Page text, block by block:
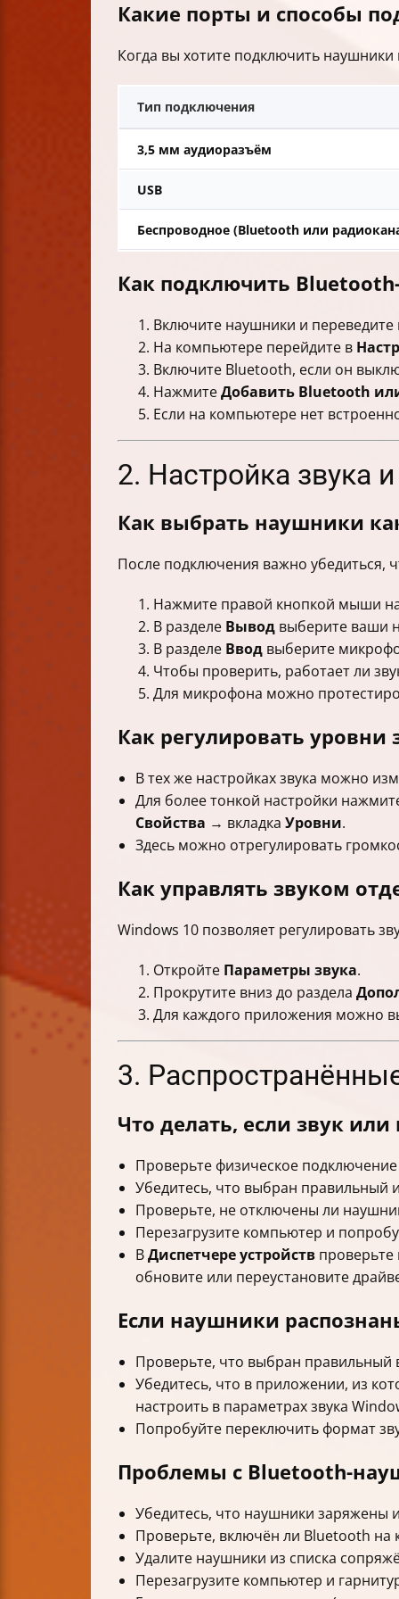
Какие порты и способы
Когда вы хотите подключить наушники
Тип подключения
3,5 мм аудиоразъём
USB
Беспроводное (Bluetooth или
Как подключить
Включите наушники и
На компьютере перейдите в
Включите Bluetooth, если он
НажмитеДобавить Bluetooth
Если на компьютере нет
2. Настройка звука
Как выбрать наушники
После подключения важно убедиться,
Нажмите правой кнопкой мыши
В разделе Вывод выберите ваши
В разделе Ввод выберите
Чтобы проверить, работает ли
Для микрофона можно
Как регулировать уровни
В тех же настройках звука можно
Для более тонкой настройки
Свойства → вкладка Уровни.
Здесь можно отрегулировать
Как управлять звуком
Windows 10 позволяет регулировать
Откройте Параметры звука.
Прокрутите вниз до раздела
Для каждого приложения можно
3.
Что делать, если звук
Проверьте физическое
Убедитесь, что выбран правильный
Проверьте, не отключены ли
Перезагрузите компьютер и
ВДиспетчере устройств проверьте
обновите или переустановите
Если наушники
Проверьте, что выбран правильный
Убедитесь, что в приложении, из
настроить в параметрах звука
Попробуйте переключить формат
Проблемы с Bluetooth-
Убедитесь, что наушники заряжены
Проверьте, включён ли Bluetooth на
Удалите наушники из списка
Перезагрузите компьютер и